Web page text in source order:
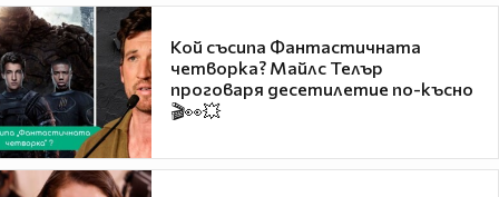
Кой съсипа Фантастичната
четворка? Майлс Телър
проговаря десетилетие по-късно
🎬👀💥